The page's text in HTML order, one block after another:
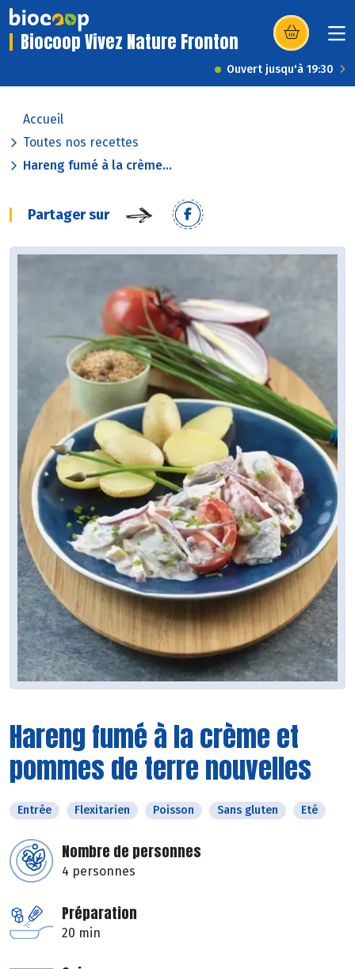
Biocoop Vivez Nature Fronton (s’ouvre dans
Ouvert jusqu'à 19:30
Accueil
Toutes nos recettes
Hareng fumé à la crème...
Partager sur
Hareng fumé à la crème et
pommes de terre nouvelles
Entrée Flexitarien Poisson Sans gluten Eté
Nombre de personnes
4 personnes
Préparation
20 min